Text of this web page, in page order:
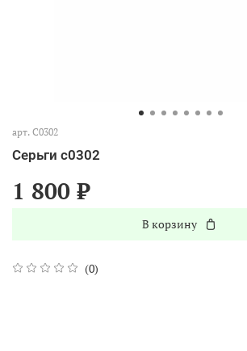
арт. С0302
Серьги с0302
(0)
1 800 ₽
В корзину